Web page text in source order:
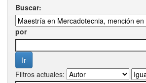
Buscar:
por
Filtros actuales: